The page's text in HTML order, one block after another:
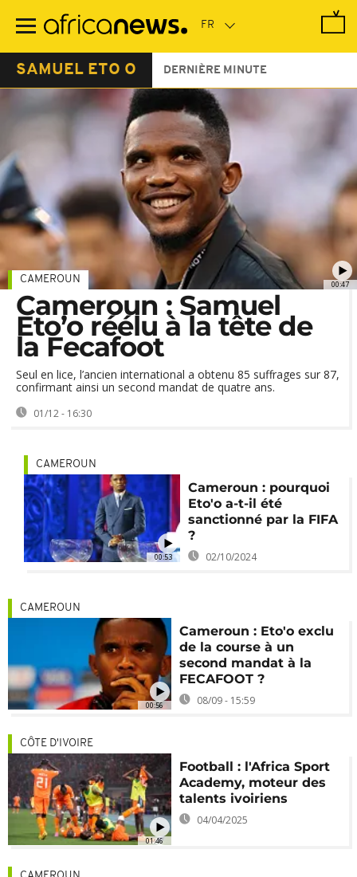
contenu
SAMUEL ETO O DERNIÈRE MINUTE
00:47
CAMEROUN
Cameroun : Samuel
Eto’o réélu à la tête de
la Fecafoot
Seul en lice, l’ancien international a obtenu 85 suffrages sur 87,
confirmant ainsi un second mandat de quatre ans.
01/12 - 16:30
00:53
CAMEROUN
Cameroun : pourquoi
Eto'o a-t-il été
sanctionné par la FIFA
?
02/10/2024
00:56
CAMEROUN
Cameroun : Eto'o exclu
de la course à un
second mandat à la
FECAFOOT ?
08/09 - 15:59
01:46
CÔTE D'IVOIRE
Football : l'Africa Sport
Academy, moteur des
talents ivoiriens
04/04/2025